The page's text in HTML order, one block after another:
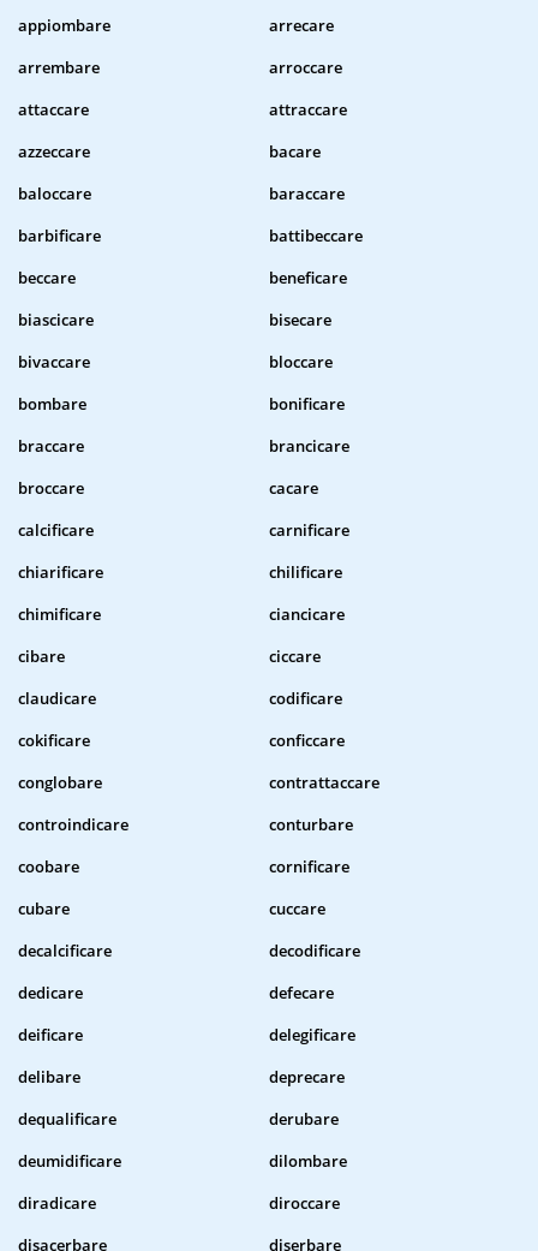
appiombare
arrecare
arrembare
arroccare
attaccare
attraccare
azzeccare
bacare
baloccare
baraccare
barbificare
battibeccare
beccare
beneficare
biascicare
bisecare
bivaccare
bloccare
bombare
bonificare
braccare
brancicare
broccare
cacare
calcificare
carnificare
chiarificare
chilificare
chimificare
ciancicare
cibare
ciccare
claudicare
codificare
cokificare
conficcare
conglobare
contrattaccare
controindicare
conturbare
coobare
cornificare
cubare
cuccare
decalcificare
decodificare
dedicare
defecare
deificare
delegificare
delibare
deprecare
dequalificare
derubare
deumidificare
dilombare
diradicare
diroccare
disacerbare
diserbare